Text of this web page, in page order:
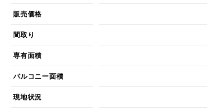
販売価格
間取り
専有面積
バルコニー面積
現地状況